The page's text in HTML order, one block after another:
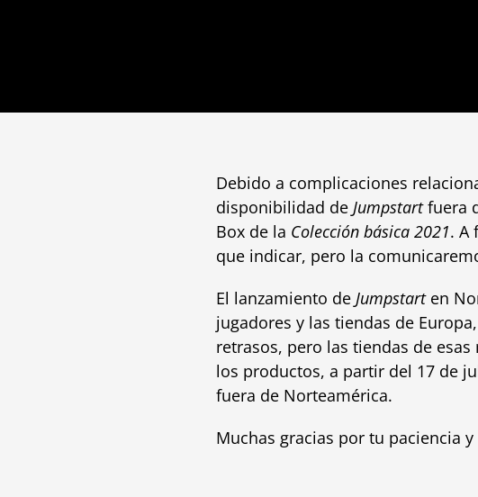
Debido a complicaciones
disponibilidad de Jumpstartfuera
Box de la Colección básica 2021. A
que indicar, pero la
El lanzamiento de Jumpstarten
jugadores y las tiendas de
retrasos, pero las tiendas de
los productos, a partir del 17 de
fuera de Norteamérica.
Muchas gracias por tu paciencia